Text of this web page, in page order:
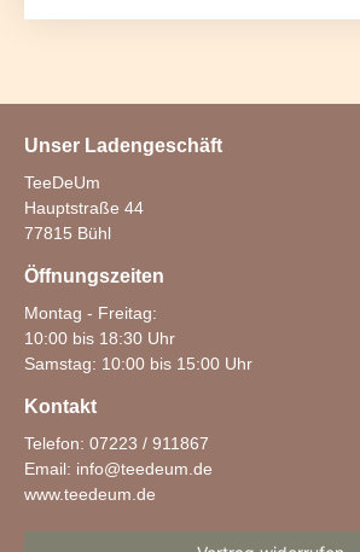
Unser Ladengeschäft
TeeDeUm
Hauptstraße 44
77815 Bühl
Öffnungszeiten
Montag - Freitag:
10:00 bis 18:30 Uhr
Samstag: 10:00 bis 15:00 Uhr
Kontakt
Telefon: 07223 / 911867
Email: info@teedeum.de
www.teedeum.de